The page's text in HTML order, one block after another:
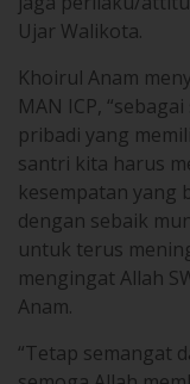
Khoirul Anam
pribadi yang
santri kita harus
kesempatan yang
dengan sebaik
untuk terus
mengingat Allah
Anam.
“Tetap semangat